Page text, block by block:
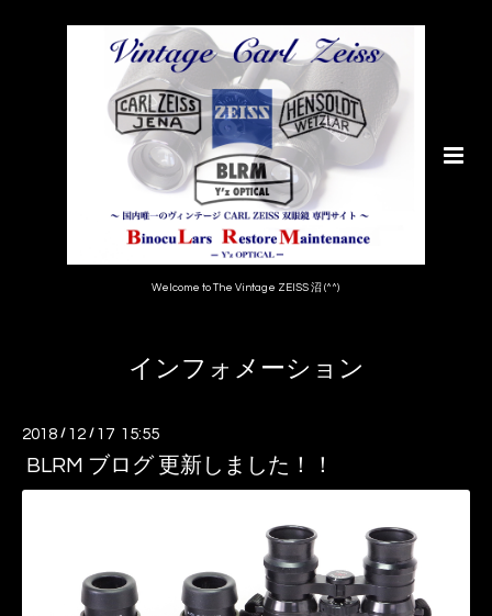
Welcome to The Vintage ZEISS 沼 (^^)
インフォメーション
2018 / 12 / 17 15:55
BLRM ブログ 更新しました！！